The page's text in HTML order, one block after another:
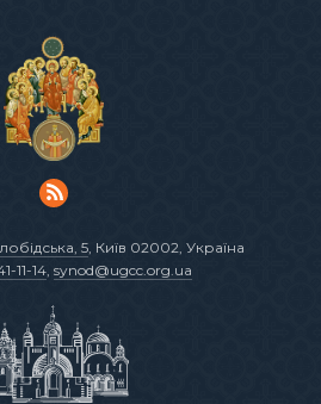
5, Київ 02002, Україна
11-14, synod@ugcc.org.ua